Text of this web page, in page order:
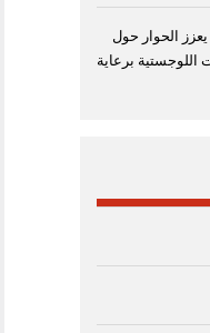
الشارقة للاستثمار 2026” يعزز الحوار حول
برعاية